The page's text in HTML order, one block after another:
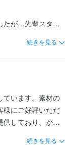
たが…先輩スタッ
ベートの予定が組
が、快く受け入れ
続きを見る
ています。素材の
様にご好評いただ
供しており、がっ
続きを見る
ーやドリンクの作
れてきたら、会計